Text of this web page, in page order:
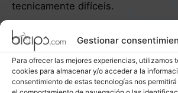
Gestionar
Para ofrecer las mejores experiencias, utilizamos
cookies para almacenar y/o acceder a la
consentimiento de estas tecnologías nos
tecnicamente difíceis.
Em termos de paisagem, pode
versátil.
De notar que os primeiros
terreno argiloso, o que não é